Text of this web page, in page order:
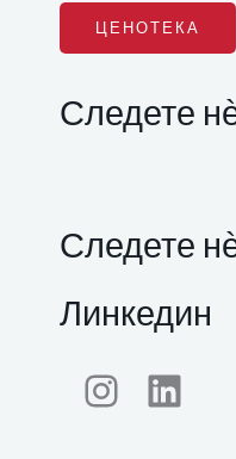
ЦЕНОТЕКА
Следете
Следете
Линкедин